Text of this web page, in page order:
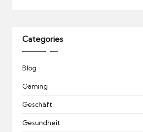
Categories
Blog
Gaming
Geschäft
Gesundheit